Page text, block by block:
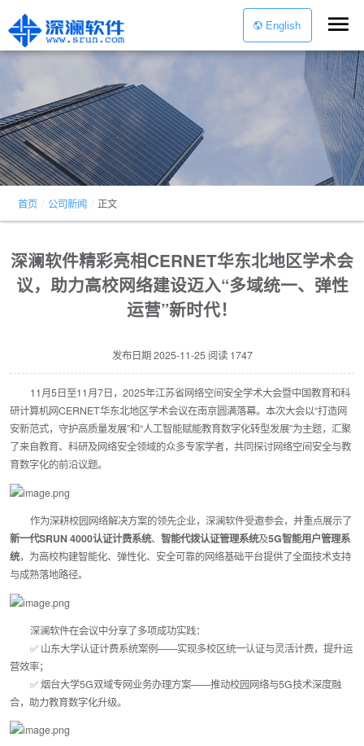
English
首页 公司新闻 正文
深澜软件精彩亮相CERNET华东北地区学术会
议，助力高校网络建设迈入“多域统一、弹性
运营”新时代！
发布日期2025-11-25 阅读 1747
11月5日至11月7日，2025年江苏省网络空间安全学术大会暨中国教育和科
研计算机网CERNET华东北地区学术会议在南京圆满落幕。本次大会以“打造网
安新范式，守护高质量发展”和“人工智能赋能教育数字化转型发展”为主题，汇聚
了来自教育、科研及网络安全领域的众多专家学者，共同探讨网络空间安全与教
育数字化的前沿议题。
作为深耕校园网络解决方案的领先企业，深澜软件受邀参会，并重点展示了
新一代SRUN 4000认证计费系统、智能代拨认证管理系统及5G智能用户管理系
统，为高校构建智能化、弹性化、安全可靠的网络基础平台提供了全面技术支持
与成熟落地路径。
深澜软件在会议中分享了多项成功实践：
✅ 山东大学认证计费系统案例——实现多校区统一认证与灵活计费，提升运
营效率；
✅ 烟台大学5G双域专网业务办理方案——推动校园网络与5G技术深度融
合，助力教育数字化升级。